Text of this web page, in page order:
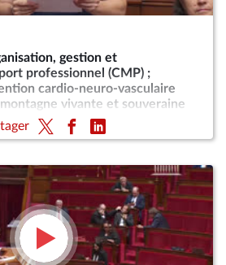
gestion et
professionnel (CMP) ;
cardio-neuro-vasculaire
vivante et souveraine